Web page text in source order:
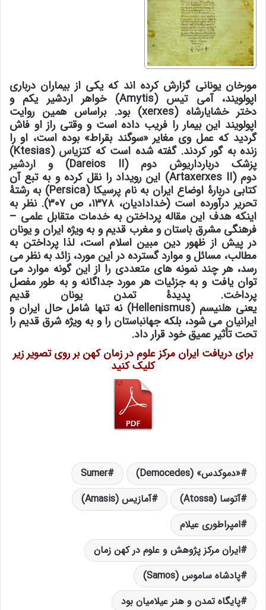
مورخان یونانی گزارش کرده اند که یکی از بیماران درباری
اپولویند،آمی تیس (Amytis) خواهر اردشیر یکم و
دخترخشایارشاه (xerxes) بود. براساس همین روایت
اپولویند این بیمار را فریب داده است و وقتی راز او فاش
گردید که عمل وی مغایر «سوگند بقراط» بوده است، او را
زنده به گور کردند. گفته شده است کهکتزیاس (Ktesias)
پزشک دربارداریوش دوم (Dareios II) و اردشیر
دوم (Artaxerxes II) این رویداد را نقل کرده و به تبع آن
کتابی دربارۀ اوضاع ایران به نامپرسیکا (Persica) به رشتۀ
تحریر درآورده است (خدادادیان، ۱۳۷۸، ص ۳۰۷). نظر به
اینکه هدف این مقاله پرداختن به خدمات متقابل علمی –
فرهنگی مشرقباستانو مغرب قدیم و به ویژه ایران و یونان
در پیش از ظهور دین مبین اسلام است، لذا پرداختن به
مطالب، مسائل و موارد گسترده در این مورد، زائد به نظر می
رسد، هر چند نمونه های متعددی را از این گونه موارد می
توان یافت و به جزئیات هر مورد جداگانه و به طور مفصل
پرداخت. پدیدۀ تمدن یونان قدیم
یعنیهلنیسم (Hellenismus) نه تنها شامل حال ایران و
ایرانیان می شود، بلکه جهانباستان را و به ویژه شرق قدیم را
تحت تأثیر عمیق خود قرار داد.
برای دریافت ایران مرکز علوم در زمان کهن بر روی تصویر زیر
کلیک کنید
«دموکدس» (Democedes)
Sumer
آتوسا (Atossa)
آمازیس (Amasis)
امپراطوری عیلام
ایران مرکز پژوهش و علوم در کهن زمان
پادشاه ساموس (Samos)
پایگاه تمدن و هنر عیلامیان بود